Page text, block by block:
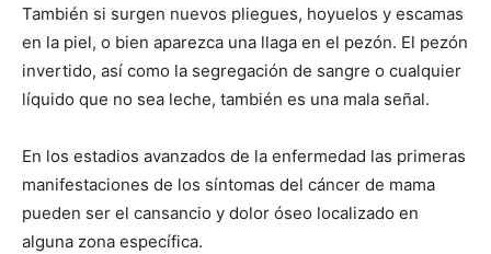
También si surgen nuevos pliegues, hoyuelos y escamas
en la piel, o bien aparezca una llaga en el pezón. El pezón
invertido, así como la segregación de sangre o cualquier
líquido que no sea leche, también es una mala señal.
En los estadios avanzados de la enfermedad las primeras
manifestaciones de los síntomas del cáncer de mama
pueden ser el cansancio y dolor óseo localizado en
alguna zona específica.